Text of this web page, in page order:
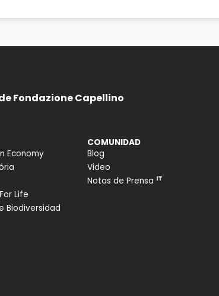
Fondazione Capellino
Economy
Life
Biodiversidad
COMUNIDAD
Blog
Video
Notas de Prensa IT